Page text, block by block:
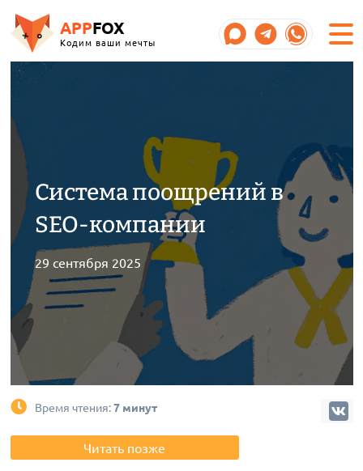
APPFOX
Кодим ваши мечты
Система поощрений в
SEO-компании
29 сентября 2025
Время чтения:7 минут
Читать позже